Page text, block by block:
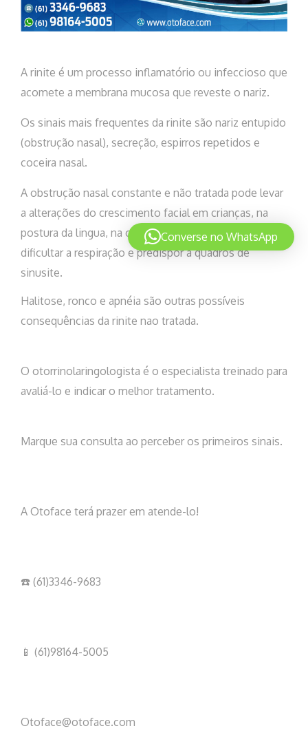
A rinite é um processo inflamatório ou infeccioso que
acomete a membrana mucosa que reveste o nariz.
Os sinais mais frequentes da rinite são nariz entupido
(obstrução nasal), secreção, espirros repetidos e
coceira nasal.
A obstrução nasal constante e não tratada pode levar
a alterações do crescimento facial em crianças, na
postura da lingua, na oclusão e deglutição além de
dificultar a respiração e predispor a quadros de
sinusite.
Halitose, ronco e apnéia são outras possíveis
consequências da rinite nao tratada.
O otorrinolaringologista é o especialista treinado para
avaliá-lo e indicar o melhor tratamento.
Marque sua consulta ao perceber os primeiros sinais.
A Otoface terá prazer em atende-lo!
☎️ (61)3346-9683
📱 (61)98164-5005
Otoface@otoface.com
Converse no WhatsApp